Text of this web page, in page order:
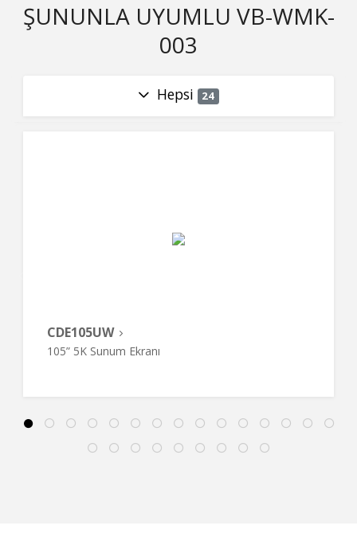
ŞUNUNLA UYUMLU VB-WMK-
003
Hepsi 24
CDE105UW
105” 5K Sunum Ekranı